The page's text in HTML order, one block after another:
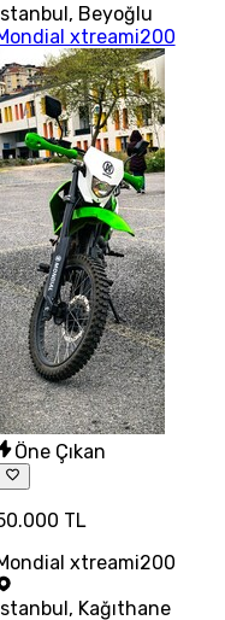
, Beyoğlu
xtreami200
Öne Çıkan
TL
xtreami200
, Kağıthane